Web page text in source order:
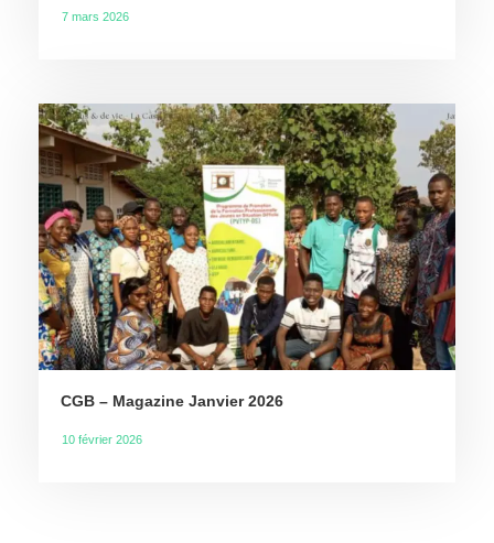
7 mars 2026
CGB – Magazine Janvier 2026
10 février 2026